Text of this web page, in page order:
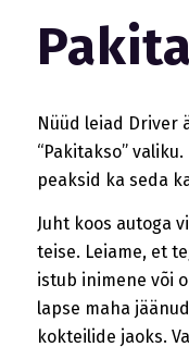
Nüüd leiad Driver
“Pakitakso”
peaksid ka seda
Juht koos autoga
teise. Leiame, et
istub inimene või
lapse maha
kokteilide jaoks.